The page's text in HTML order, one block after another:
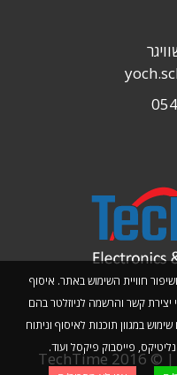
חוויית השימוש באתר. איסוף
קשר והרשמה לניוזלטר בהם
במגוון תוכנות לאיסוף וניתוח
פייסבוק פיקסל ועוד.
TechTime 2016 ©